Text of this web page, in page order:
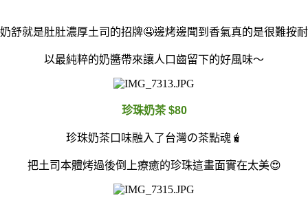
舒就是肚肚濃厚土司的招牌🤤邊烤邊聞到香氣真的是很難按
以最純粹的奶醬帶來讓人口齒留下的好風味～
珍珠奶茶 $80
珍珠奶茶口味融入了台灣の茶點魂🧋
把土司本體烤過後倒上療癒的珍珠這畫面實在太美😍